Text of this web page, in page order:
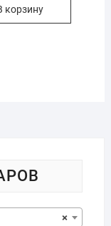
корзину
×